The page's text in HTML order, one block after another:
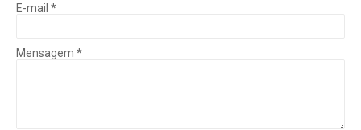
E-mail *
Mensagem *